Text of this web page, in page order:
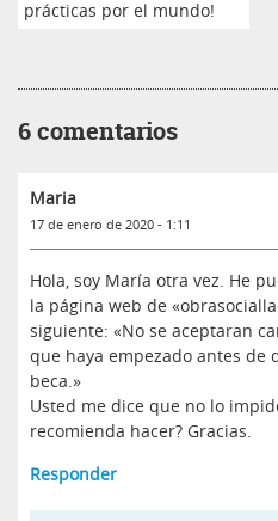
prácticas por el mundo!
6 comentarios
Maria
17 de enero de 2020 - 1:11
Hola, soy María otra vez. He
la página web de
siguiente: «No se aceptaran
que haya empezado antes de
beca.»
Usted me dice que no lo
recomienda hacer? Gracias.
Responder